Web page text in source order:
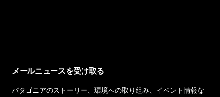
メールニュースを受け取る
パタゴニアのストーリー、環境への取り組み、イベント情報な